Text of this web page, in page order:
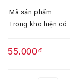
Mã sản phẩm:
Trong kho hiện có:
55.000₫